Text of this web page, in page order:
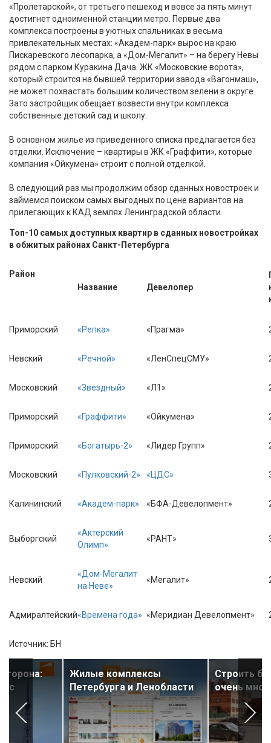
«Пролетарской», от третьего пешеход и вовсе за пять минут
достигнет одноименной станции метро. Первые два
комплекса построены в уютных спальниках в весьма
привлекательных местах: «Академ-парк» вырос на краю
Пискаревского лесопарка, а «Дом-Мегалит» – на берегу Невы
рядом с парком Куракина Дача. ЖК «Московские ворота»,
который строится на бывшей территории завода «Вагонмаш»,
не может похвастать большим количеством зелени в округе.
Зато застройщик обещает возвести внутри комплекса
собственные детский сад и школу.
В основном жилье из приведенного списка предлагается без
отделки. Исключение – квартиры в ЖК «Граффити», которые
компания «Ойкумена» строит с полной отделкой.
В следующий раз мы продолжим обзор сданных новостроек и
займемся поиском самых выгодных по цене вариантов на
прилегающих к КАД землях Ленинградской области.
Топ-10 самых доступных квартир в сданных новостройках
в обжитых районах Санкт-Петербурга
Район
Название
Девелопер
Приморский «Репка» «Прагма»
Невский «Речной» «ЛенСпецСМУ»
Московский «Звездный» «Л1»
Приморский «Граффити» «Ойкумена»
Приморский «Богатырь-2» «Лидер Групп»
Московский «Пулковский-2» «ЦДС»
Калининский «Академ-парк» «БФА-Девелопмент»
Выборгский
«Актерский
Олимп»
«РАНТ»
Невский
«Дом-Мегалит
на Неве»
«Мегалит»
Адмиралтейский«Времена года» «Меридиан Девелопмент»
Источник: БН
Жилые комплексы
Петербурга и Ленобласти
Строить
очень